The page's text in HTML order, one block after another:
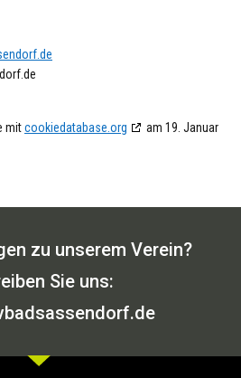
mitcookiedatabase.org
am 19. Januar
zu unserem Verein?
Sie uns: